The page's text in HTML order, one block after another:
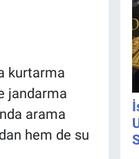
kurtarma
jandarma
arama
hem de su